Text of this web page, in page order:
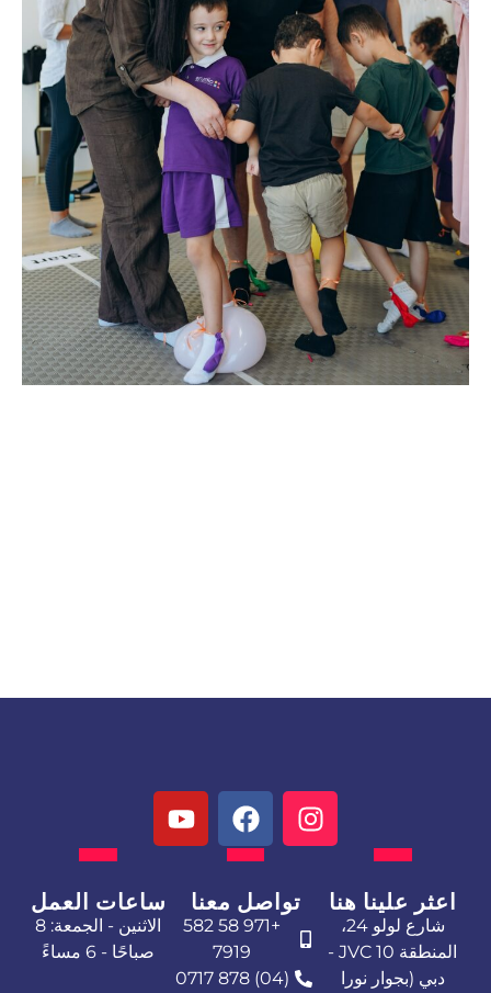
t
u
b
e
اعثر علينا هنا
شارع لولو 24،
المنطقة 10 JVC -
دبي (بجوار نورا
تواصل معنا
+971 58 582
7919
(04) 878 0717
ساعات العمل
الاثنين - الجمعة: 8
صباحًا - 6 مساءً